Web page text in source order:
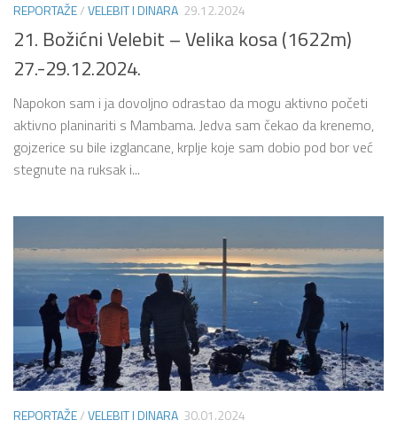
REPORTAŽE/VELEBIT I DINARA 29.12.2024
21. Božićni Velebit – Velika kosa (1622m)
27.-29.12.2024.
Napokon sam i ja dovoljno odrastao da mogu aktivno početi
aktivno planinariti s Mambama. Jedva sam čekao da krenemo,
gojzerice su bile izglancane, krplje koje sam dobio pod bor već
stegnute na ruksak i...
REPORTAŽE/VELEBIT I DINARA 30.01.2024